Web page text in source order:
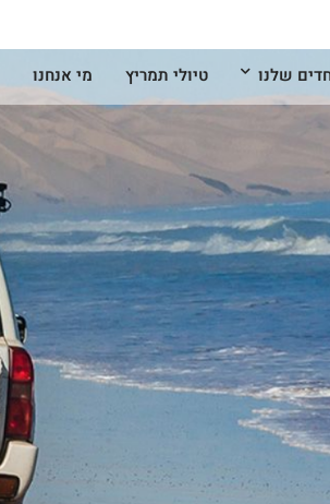
שלנו טיולי תמריץ מי אנחנו